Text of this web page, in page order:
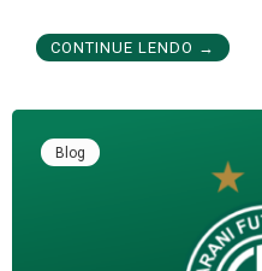
CONTINUE LENDO →
Blog